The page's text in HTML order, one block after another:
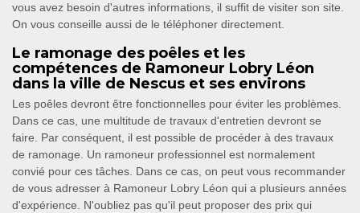
vous avez besoin d'autres informations, il suffit de visiter son site.
On vous conseille aussi de le téléphoner directement.
Le ramonage des poêles et les
compétences de Ramoneur Lobry Léon
dans la ville de Nescus et ses environs
Les poêles devront être fonctionnelles pour éviter les problèmes.
Dans ce cas, une multitude de travaux d'entretien devront se
faire. Par conséquent, il est possible de procéder à des travaux
de ramonage. Un ramoneur professionnel est normalement
convié pour ces tâches. Dans ce cas, on peut vous recommander
de vous adresser à Ramoneur Lobry Léon qui a plusieurs années
d'expérience. N'oubliez pas qu'il peut proposer des prix qui